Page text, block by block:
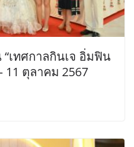
“เทศกาลกินเจ อิ่มฟิน
11 ตุลาคม 2567